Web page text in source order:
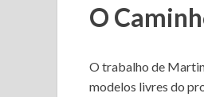
O
O trabalho de
modelos livres do